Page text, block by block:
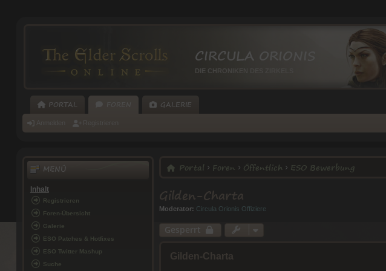
CIRCULA ORIONIS
DIE CHRONIKEN DES ZIRKELS
PORTAL
GALERIE
Anmelden Registrieren
Portal Foren Öffentlich ESO Bewerbung
Gilden-Charta
Moderator: Circula Orionis Offiziere
Gesperrt
Gilden-Charta
MENÜ
Inhalt
Registrieren
Foren-Übersicht
Galerie
ESO Patches & Hotfixes
ESO Twitter Mashup
Suche